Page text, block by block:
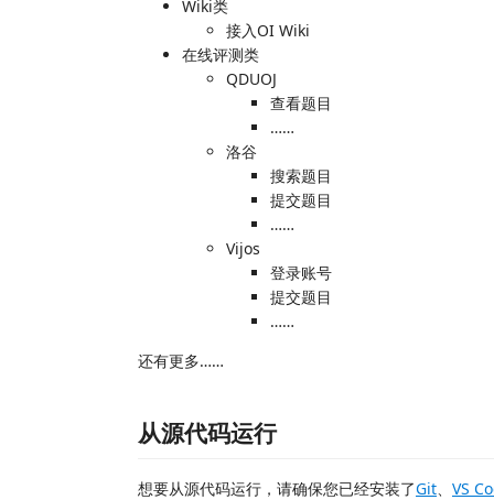
Wiki类
接入OI Wiki
在线评测类
QDUOJ
查看题目
……
洛谷
搜索题目
提交题目
……
Vijos
登录账号
提交题目
……
还有更多……
从源代码运行
想要从源代码运行，请确保您已经安装了Git VS